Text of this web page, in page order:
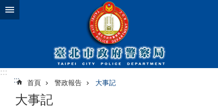
跳到主要內容區塊
:::
:::
首頁 警政報告 大事記
大事記